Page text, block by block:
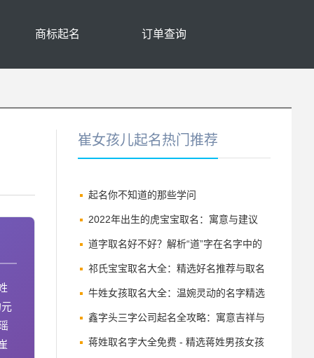
商标起名 订单查询
崔女孩儿起名热门推荐
起名你不知道的那些学问
2022年出生的虎宝宝取名：寓意与建议
道字取名好不好？解析“道”字在名字中的
深刻寓意与讲究
祁氏宝宝取名大全：精选好名推荐与取名
技巧
牛姓女孩取名大全：温婉灵动的名字精选
鑫字头三字公司起名全攻略：寓意吉祥与
品牌增值之道
蒋姓取名字大全免费 - 精选蒋姓男孩女孩